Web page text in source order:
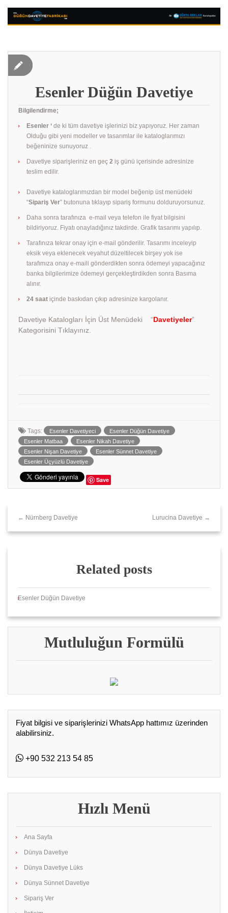
Esenler Düğün Davetiye
Bilgilendirme;
Esenler ‘ de ki tüm davetiye işlerinizi biz yapıyoruz. Her zaman
Olduğu gibi yeni modeller ve tasarımlar ile kataloglarımızı
beğeninize sunuyoruz .
Davetiye siparişleriniz en geç 2 iş günü içerisinde adresinize
teslim edilir.
Davetiye kataloglarımızdan bir model beğenip üst menüdeki
“Sipariş Ver” butonuna tıklayıp sipariş formunu dolduruyorsunuz.
Daha sonra tarafınıza e-mail veya telefon ile fiyat bilgisini
bildiriyoruz. Fiyatı onayladığınız takdirde. Grafik tasarımı yapılıp.
Tarafınıza tekrar onay için e-mail gönderilir. Tasarımı inceleyip
eksik veya eklenecek veyahut düzeltilecek birşey yok ise
tarafımıza onay e-maili gönderdikten sonra ödemeyi yapacağınız
banka bilgilerimize ödemeyi gerçekleştirdikden sonra Basıma
alınır.
24 saat içinde baskıdan çıkıp adresinize kargolanır.
Davetiye Katalogları İçin Üst Menüdeki “Davetiyeler”
Kategorisini Tıklayınız.
Tags: Esenler Davetiyeci
Esenler Düğün Davetiye
Esenler Matbaa
Esenler Nikah Davetiye
Esenler Nişan Davetiye
Esenler Sünnet Davetiye
Esenler Üçyüzlü Davetiye
Save
← Nürnberg Davetiye Lurucina Davetiye →
Related posts
Esenler Düğün Davetiye
Mutluluğun Formülü
Fiyat bilgisi ve siparişlerinizi WhatsApp hattımız üzerinden
alabilirsiniz.
+90 532 213 54 85
Hızlı Menü
Ana Sayfa
Dünya Davetiye
Dünya Davetiye Lüks
Dünya Sünnet Davetiye
Sipariş Ver